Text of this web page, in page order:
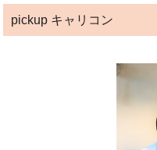
pickup キャリコン